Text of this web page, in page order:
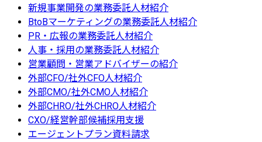
新規事業開発の業務委託人材紹介
BtoBマーケティングの業務委託人材紹介
PR・広報の業務委託人材紹介
人事・採用の業務委託人材紹介
営業顧問・営業アドバイザーの紹介
外部CFO/社外CFO人材紹介
外部CMO/社外CMO人材紹介
外部CHRO/社外CHRO人材紹介
CXO/経営幹部候補採用支援
エージェントプラン資料請求